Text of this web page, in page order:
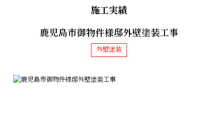
施工実績
鹿児島市御物件様邸外壁塗装工事
外壁塗装